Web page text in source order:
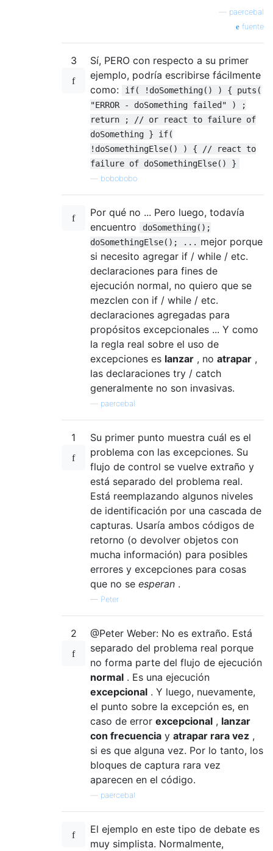
paercebal
fuente
3
Sí, PERO con respecto a su primer
ejemplo, podría escribirse fácilmente
como:
if( !doSomething() ) { puts(
"ERROR - doSomething failed" ) ;
return ; // or react to failure of
doSomething } if(
!doSomethingElse() ) { // react to
failure of doSomethingElse() }
bobobobo
Por qué no ... Pero luego, todavía
encuentro
doSomething();
doSomethingElse(); ... mejor porque
si necesito agregar if / while / etc.
declaraciones para fines de
ejecución normal, no quiero que se
mezclen con if / while / etc.
declaraciones agregadas para
propósitos excepcionales ... Y como
la regla real sobre el uso de
excepciones es lanzar , no atrapar ,
las declaraciones try / catch
generalmente no son invasivas.
paercebal
1
Su primer punto muestra cuál es el
problema con las excepciones. Su
flujo de control se vuelve extraño y
está separado del problema real.
Está reemplazando algunos niveles
de identificación por una cascada de
capturas. Usaría ambos códigos de
retorno (o devolver objetos con
mucha información) para posibles
errores y excepciones para cosas
que no se esperan .
— Peter
2
@Peter Weber: No es extraño. Está
separado del problema real porque
no forma parte del flujo de ejecución
normal . Es una ejecución
excepcional . Y luego, nuevamente,
el punto sobre la excepción es, en
caso de error excepcional , lanzar
con frecuencia y atrapar rara vez ,
si es que alguna vez. Por lo tanto, los
bloques de captura rara vez
aparecen en el código.
paercebal
El ejemplo en este tipo de debate es
muy simplista. Normalmente,